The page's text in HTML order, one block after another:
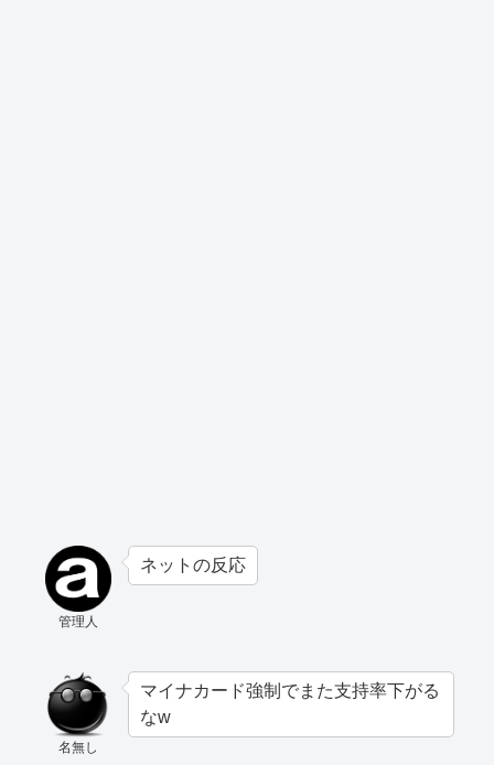
管理人
ネットの反応
名無し
マイナカード強制でまた支持率下がる
なw